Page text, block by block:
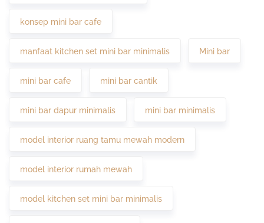
konsep mini bar cafe
manfaat kitchen set mini bar minimalis Mini bar
mini bar cafe mini bar cantik
mini bar dapur minimalis mini bar minimalis
model interior ruang tamu mewah modern
model interior rumah mewah
model kitchen set mini bar minimalis